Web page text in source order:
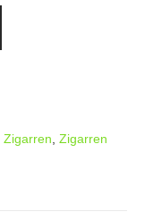
Zigarren, Zigarren